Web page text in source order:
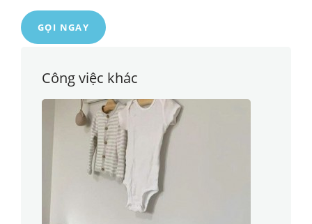
GỌI NGAY
Công việc khác